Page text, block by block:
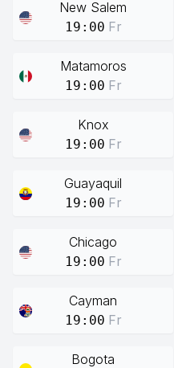
New Salem
19:00 Fr
Matamoros
19:00 Fr
Knox
19:00 Fr
Guayaquil
19:00 Fr
Chicago
19:00 Fr
Cayman
19:00 Fr
Bogota